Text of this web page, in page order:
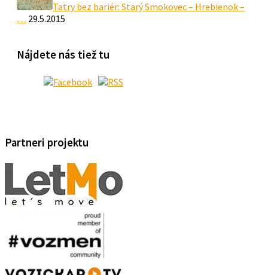
Tatry bez bariér: Starý Smokovec – Hrebienok –
… 29.5.2015
Nájdete nás tiež tu
Partneri projektu